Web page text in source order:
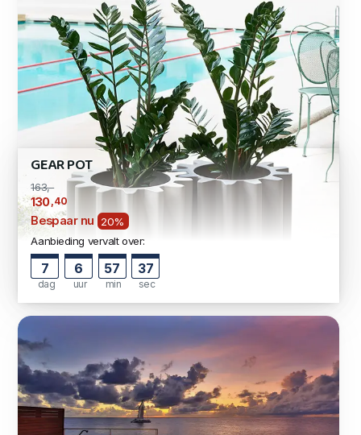
GEAR POT
163,-
130,40
Bespaar nu
20%
Aanbieding vervalt over:
7
dag
6
uur
57
min
36
sec